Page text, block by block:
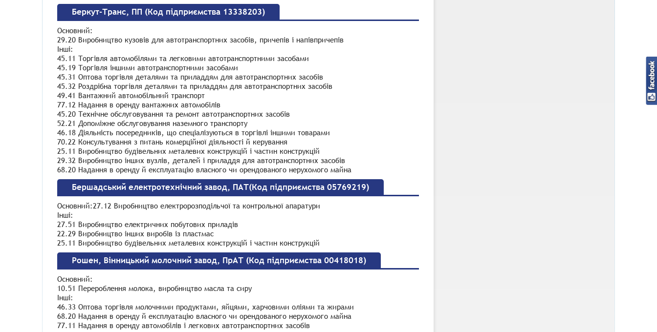
Беркут-Транс, ПП (Код підприємства 13338203)
Основний:
29.20 Виробництво кузовів для автотранспортних засобів, причепів і напівпричепів
Інші:
45.11 Торгівля автомобілями та легковими автотранспортними засобами
45.19 Торгівля іншими автотранспортними засобами
45.31 Оптова торгівля деталями та приладдям для автотранспортних засобів
45.32 Роздрібна торгівля деталями та приладдям для автотранспортних засобів
49.41 Вантажний автомобільний транспорт
77.12 Надання в оренду вантажних автомобілів
45.20 Технічне обслуговування та ремонт автотранспортних засобів
52.21 Допоміжне обслуговування наземного транспорту
46.18 Діяльність посередників, що спеціалізуються в торгівлі іншими товарами
70.22 Консультування з питань комерційної діяльності й керування
25.11 Виробництво будівельних металевих конструкцій і частин конструкцій
29.32 Виробництво інших вузлів, деталей і приладдя для автотранспортних засобів
68.20 Надання в оренду й експлуатацію власного чи орендованого нерухомого майна
Бершадський електротехнічний завод, ПАТ(Код підприємства 05769219)
Основний:27.12 Виробництво електророзподільчої та контрольної апаратури
Інші:
27.51 Виробництво електричних побутових приладів
22.29 Виробництво інших виробів із пластмас
25.11 Виробництво будівельних металевих конструкцій і частин конструкцій
Рошен, Вінницький молочний завод, ПрАТ (Код підприємства 00418018)
Основний:
10.51 Перероблення молока, виробництво масла та сиру
Інші:
46.33 Оптова торгівля молочними продуктами, яйцями, харчовими оліями та жирами
68.20 Надання в оренду й експлуатацію власного чи орендованого нерухомого майна
77.11 Надання в оренду автомобілів і легкових автотранспортних засобів